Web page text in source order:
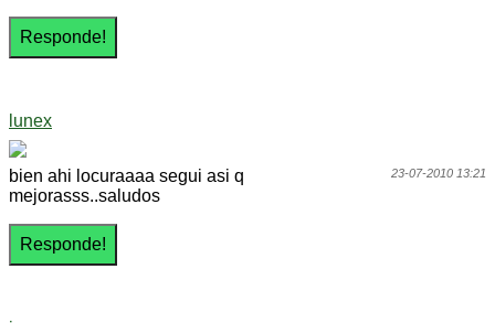
lunex
23-07-2010 13:21
bien ahi locuraaaa segui asi q
mejorasss..saludos